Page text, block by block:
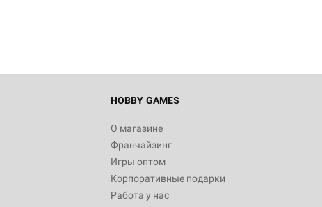
HOBBY GAMES
О магазине
Франчайзинг
Игры оптом
Корпоративные подарки
Работа у нас